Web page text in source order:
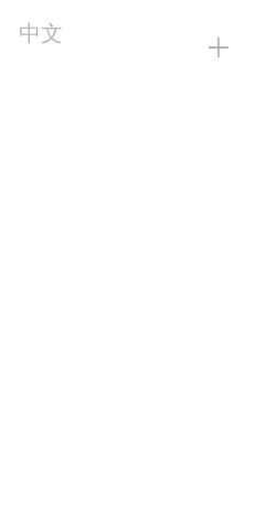
中文 +